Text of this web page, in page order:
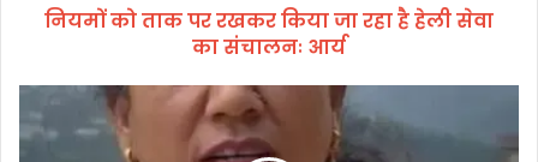
कि
जा
नियमों को ताक पर रखकर किया जा रहा है हेली सेवा
का संचालनः आर्य